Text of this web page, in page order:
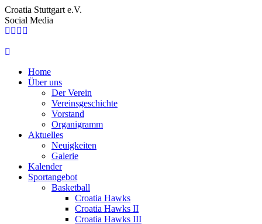
Croatia Stuttgart e.V.
Social Media
Home
Über uns
Der Verein
Vereinsgeschichte
Vorstand
Organigramm
Aktuelles
Neuigkeiten
Galerie
Kalender
Sportangebot
Basketball
Croatia Hawks
Croatia Hawks II
Croatia Hawks III